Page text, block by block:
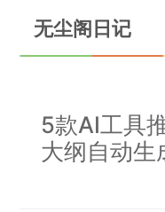
无尘阁日记
5款AI工具
大纲自动生